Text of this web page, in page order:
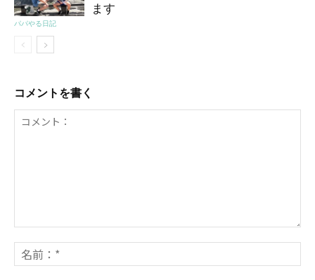
パパやる日記
ます
コメントを書く